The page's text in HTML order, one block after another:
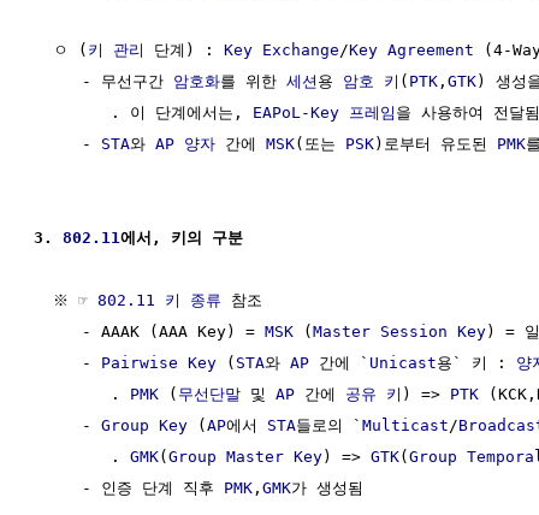
  ㅇ (
키 관리 단계) : Key Exchange /Key Agreement (4-
     - 무선구간
암호화를 위한 세션 용 암호 키 ( PTK , GTK) 생성
        . 이 단계에서는,
EAPoL-Key 프레임 을 사용하여 전달됨
     -
STA와 AP 양자 간에 MSK(또는 PSK)로부터 유도된 PMK
3. 802.11에서, 키의 구분
  ※ ☞
802.11 키 종류 참조
     - AAAK (AAA Key) =
MSK (Master Session Key) =
     -
Pairwise Key ( STA와 AP 간에 ` Unicast용` 키 : 양
        .
PMK ( 무선단말 및 AP 간에 공유 키 ) => PTK
     -
Group Key (AP에서 STA들로의 ` Multicast /
        .
GMK(Group Master Key) => GTK(Group
     - 인증 단계 직후
PMK , GMK가 생성됨